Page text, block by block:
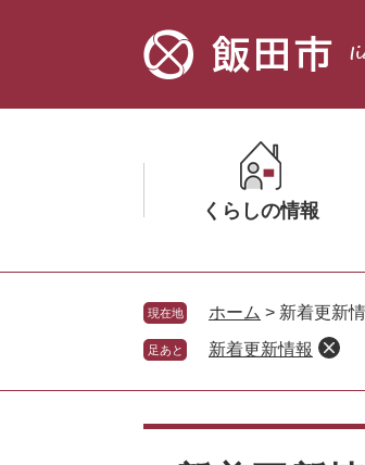
文
くらしの情報
ニ
ュ
ー
を
現在地 ホーム > 新着更新
足あと 新着更新情報